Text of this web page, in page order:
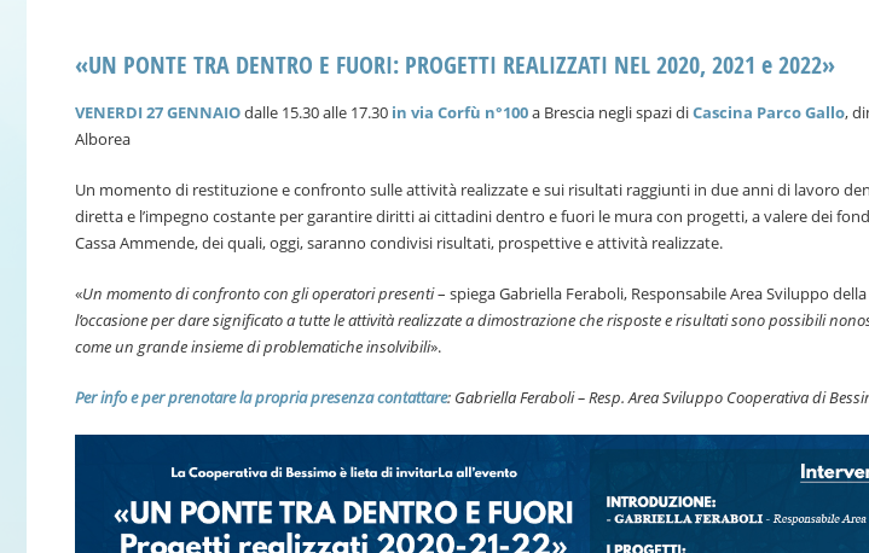
«UN PONTE TRA DENTRO E FUORI: PROGETTI REALIZZATI NEL 2020, 2021 e 2022»
VENERDI 27 GENNAIOdalle 15.30 alle 17.30 in via Corfù n°100a Brescia negli spazi diCascina Parco Gallo,
Alborea
Un momento di restituzione e confronto sulle attività realizzate e sui risultati raggiunti in due anni di lavoro
diretta e l’impegno costante per garantire diritti ai cittadini dentro e fuori le mura con progetti, a valere dei
Cassa Ammende, dei quali, oggi, saranno condivisi risultati, prospettive e attività realizzate.
«Un momento di confronto con gli operatori presenti– spiega Gabriella Feraboli, Responsabile Area Sviluppo
l’occasione per dare significato a tutte le attività realizzate a dimostrazione che risposte e risultati sono possibili
come un grande insieme di problematiche insolvibili».
Per info e per prenotare la propria presenza contattare: Gabriella Feraboli – Resp. Area Sviluppo Cooperativa di